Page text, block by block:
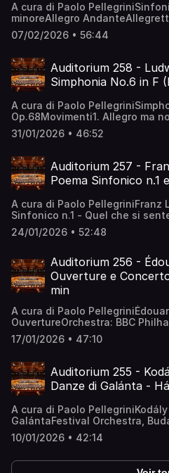
A cura di Paolo
minoreAllegro
risoluto Colore orientale, op. 44
3 Philharmonia
07/02/2026 • 56:44
Auditorium 258 -
Simphonia No.6 in F
A cura di Paolo
Op.68Movimenti1. Allegro ma
mosso3. Allegro4. Allegro5.
OrchestraDirettore: Otto
31/01/2026 • 46:52
Auditorium 257 -
Poema Sinfonico n.1
A cura di Paolo PellegriniFranz
Sinfonico n.1 - Quel che si
Philarmonic OrchestraDirettore:
Sinfonico n.2 - Tasso. Lamento
Masur
24/01/2026 • 52:48
Auditorium 256 -
Ouverture e
min
A cura di Paolo
OuvertureOrchestra: BBC
Pascal TortelierConcerto per
Lento - Allegro
Homenatge Fermín
Radio National
17/01/2026 • 47:10
Auditorium 255 -
Danze di Galánta -
A cura di Paolo
GalántaFestival Orchestra,
Iván Háry-János-Suite I.
Orologio musicale viennese III.
corte imperiale ∙ Orchestra
10/01/2026 • 42:14